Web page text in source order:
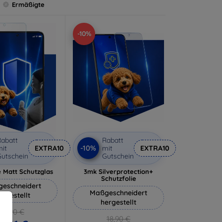
Ermäßigte
EXTRA10
Matt Schutzglas
12,90 €
-10%
-10%
Rabatt
mit
Gutschein
EXTRA10
3mk Silverprotection+
Schutzfolie
Maßgeschneidert
hergestellt
18,90 €